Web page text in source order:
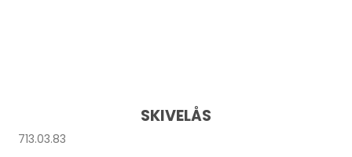
SKIVELÅS
713.03.83